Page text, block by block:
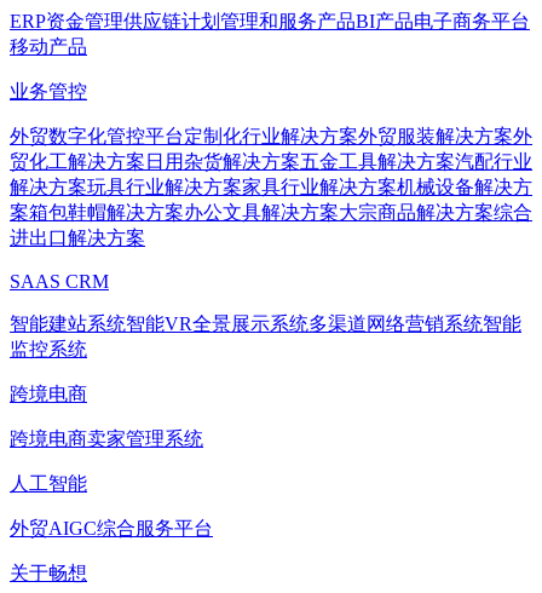
ERP资金管理供应链计划管理和服务产品BI产品电子商务平台
移动产品
业务管控
外贸数字化管控平台定制化行业解决方案外贸服装解决方案外
贸化工解决方案 日用杂货解决方案五金工具解决方案汽配行业
解决方案玩具行业解决方案家具行业解决方案机械设备解决方
案箱包鞋帽解决方案办公文具解决方案大宗商品解决方案综合
进出口解决方案
SAAS CRM
智能建站系统智能VR全景展示系统多渠道网络营销系统智能
监控系统
跨境电商
跨境电商卖家管理系统
人工智能
外贸AIGC综合服务平台
关于畅想